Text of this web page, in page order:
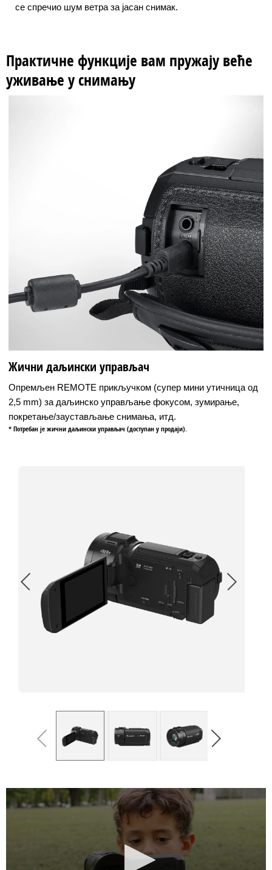
се спречио шум ветра за јасан снимак.
Практичне функције вам пружају веће
уживање у снимању
Жични даљински управљач
Опремљен REMOTE прикључком (супер мини утичница од
2,5 mm) за даљинско управљање фокусом, зумирање,
покретање/заустављање снимања, итд.
* Потребан је жични даљински управљач (доступан у продаји).